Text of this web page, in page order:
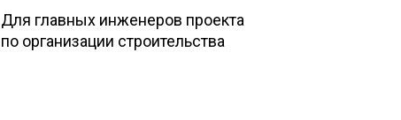
Для главных инженеров проекта
по организации строительства